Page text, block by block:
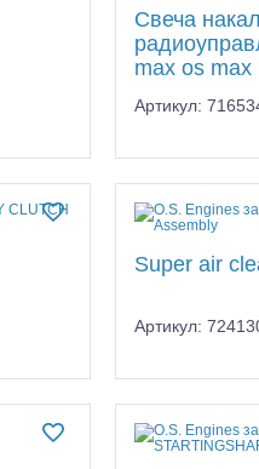
Свеча
max os max
Артикул:
Super air
Артикул: